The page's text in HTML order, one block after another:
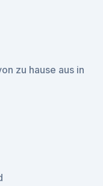
zu hause aus in